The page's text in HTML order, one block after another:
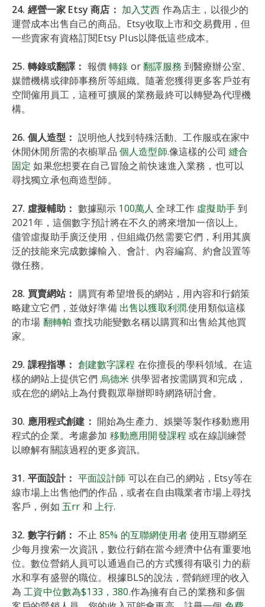
24. 經營一家 Etsy 商店： 加入艾西 作為店主，以很少的
運營成本出售自己的商品。Etsy收取上市和交易費用，但
一些賣家有資格訂閱Etsy Plus以降低這些成本。
25. 轉錄或翻譯： 報價轉錄 or翻譯服務 到醫療辦公室、
媒體機構或律師事務所等組織。隨著您獲得更多客戶並有
空間僱用員工，這種可擴展的業務最終可以轉變為代理機
構。
26. 個人造型： 説明他人找到特殊活動、工作服或在家中
休閒休閒所需的衣櫥單品 個人造型師.像這樣的公司縫合
固定 如果您想要在自己冒險之前快速進入業務，也可以
尋找獨立承包商造型師。
27. 虛擬輔助： 數據顯示 100萬人 全球工作 虛擬助手到
2021年，這個數字預計將在不久的將來增加一倍以上。
儘管虛擬助手廣泛使用，但組織仍然需要它們，利用其廣
泛的技能來完成數據輸入、會計、內容編寫、約會設置等
微任務。
28. 買賣網站： 購買有希望增長的網站，用內容和行銷策
略建立它們，並做好準備 出售以獲取利潤.使用類似這樣
的市場 翻轉帕 查找功能變數名稱以購買和出售給其他買
家。
29. 課程指導： 創建數字課程 在你擅長的學科領域。在這
樣的網站上提供它們 烏德米供學習者按需購買和完成，
或在您的網站上為付費觀眾舉辦即時網路研討會。
30. 應用程式創建： 開始為生產力、娛樂等製作移動應用
程式的企業。考慮參加 移動應用開發課程 或在線訓練營
以瞭解有關該過程的更多資訊。
31. 平面設計： 平面設計師 可以在自己的網站，Etsy等在
線市場上出售他們的作品，或者在自由職業者市場上尋找
客戶，例如 五rr 和 上行.
32. 數字行銷： 不止85% 的互聯網使用者使用互聯網至
少每月搜索一次資訊，數位行銷在當今經濟中佔有重要地
位。數位營銷人員可以通過自己的方式獲得有吸引力的薪
水和享有盛譽的職位。根據BLS的說法，營銷經理的收入
為工資中位數為$133，380.作為擁有自己的業務和多個